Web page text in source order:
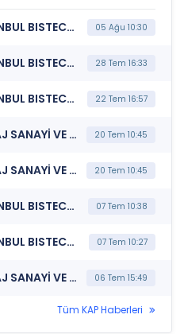
***BAKAB*** BORSA İSTANBUL BISTECH DEVRE KESİCİ UYGULAMASI (Pay Bazında Devre Kesici Bildirimi) 05 Ağu 10:30
***BAKAB*** BORSA İSTANBUL BISTECH DEVRE KESİCİ UYGULAMASI (Pay Bazında Devre Kesici Bildirimi) 28 Tem 16:33
***BAKAB*** BORSA İSTANBUL BISTECH DEVRE KESİCİ UYGULAMASI (Pay Bazında Devre Kesici Bildirimi) 22 Tem 16:57
***BAKAB*** BAK AMBALAJ SANAYİ VE TİCARET A.Ş. (Bağımsız Denetim Kuruluşunun Belirlenmesi) 20 Tem 10:45
***BAKAB*** BAK AMBALAJ SANAYİ VE TİCARET A.Ş. (Genel Kurul İşlemlerine İlişkin Bildirim) 20 Tem 10:45
***BAKAB*** BORSA İSTANBUL BISTECH DEVRE KESİCİ UYGULAMASI (Pay Bazında Devre Kesici Bildirimi) 07 Tem 10:38
***BAKAB*** BORSA İSTANBUL BISTECH DEVRE KESİCİ UYGULAMASI (Pay Bazında Devre Kesici Bildirimi) 07 Tem 10:27
***BAKAB*** BAK AMBALAJ SANAYİ VE TİCARET A.Ş. (Kurumsal Yönetim Bilgi Formu (Güncelleme) - Yönetim Kurulu-2) 06 Tem 15:49
Tüm KAP Haberleri